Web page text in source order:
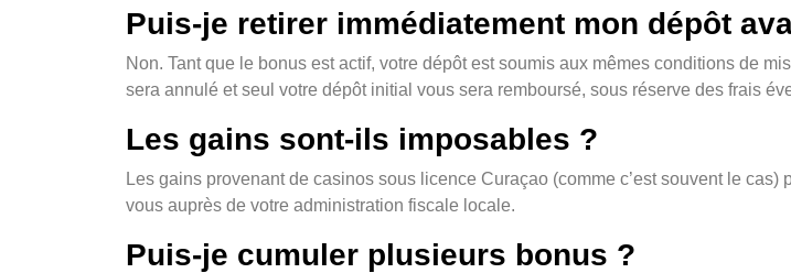
Puis-je retirer immédiatement mon dépôt
Non. Tant que le bonus est actif, votre dépôt est soumis aux mêmes conditions de
sera annulé et seul votre dépôt initial vous sera remboursé, sous réserve des frais
Les gains sont-ils imposables ?
Les gains provenant de casinos sous licence Curaçao (comme c’est souvent le
vous auprès de votre administration fiscale locale.
Puis-je cumuler plusieurs bonus ?